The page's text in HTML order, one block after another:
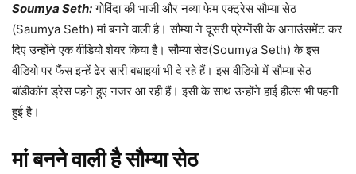
Soumya Seth:गोविंदा की भाजी और नव्या फेम एक्ट्रेस सौम्या सेठ
(Saumya Seth) मां बनने वाली है। सौम्या ने दूसरी प्रेग्नेंसी के अनाउंसमेंट कर
दिए उन्होंने एक वीडियो शेयर किया है। सौम्या सेठ(Soumya Seth) के इस
वीडियो पर फैंस इन्हें ढेर सारी बधाइयां भी दे रहे हैं। इस वीडियो में सौम्या सेठ
बॉडीकाॅन ड्रेस पहने हुए नजर आ रही हैं। इसी के साथ उन्होंने हाई हील्स भी पहनी
हुई है।
मां बनने वाली है सौम्या सेठ